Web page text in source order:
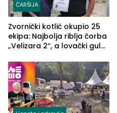
ČARŠIJA
Zvornički kotlić okupio 25
ekipa: Najbolja riblja čorba
„Velizara 2“, a lovački gulaš